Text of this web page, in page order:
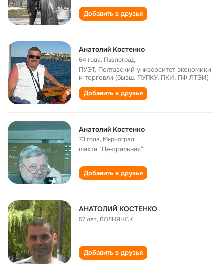
Добавить в друзья
Анатолий Костенко
64 года, Павлоград
ПУЭТ, Полтавский университет экономики
и торговли (бывш. ПУПКУ, ПКИ, ПФ ЛТЭИ)
Добавить в друзья
Анатолий Костенко
73 года, Мирноград
шахта "Центральная"
Добавить в друзья
АНАТОЛИЙ КОСТЕНКО
57 лет, ВОЛНЯНСК
Добавить в друзья